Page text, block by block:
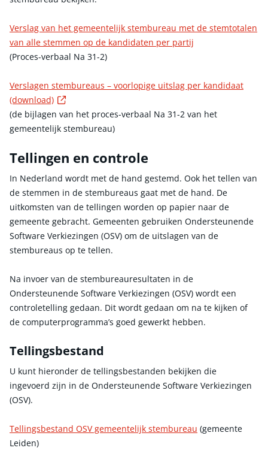
Verslag van het gemeentelijk stembureau met de stemtotalen
van alle stemmen op de kandidaten per partij
(Proces-verbaal Na 31-2)
Verslagen stembureaus – voorlopige uitslag per kandidaat
(download)
(de bijlagen van het proces-verbaal Na 31-2 van het
gemeentelijk stembureau)
Tellingen en controle
In Nederland wordt met de hand gestemd. Ook het tellen van
de stemmen in de stembureaus gaat met de hand. De
uitkomsten van de tellingen worden op papier naar de
gemeente gebracht. Gemeenten gebruiken Ondersteunende
Software Verkiezingen (OSV) om de uitslagen van de
stembureaus op te tellen.
Na invoer van de stembureauresultaten in de
Ondersteunende Software Verkiezingen (OSV) wordt een
controletelling gedaan. Dit wordt gedaan om na te kijken of
de computerprogramma’s goed gewerkt hebben.
Tellingsbestand
U kunt hieronder de tellingsbestanden bekijken die
ingevoerd zijn in de Ondersteunende Software Verkiezingen
(OSV).
Tellingsbestand OSV gemeentelijk stembureau (gemeente
Leiden)